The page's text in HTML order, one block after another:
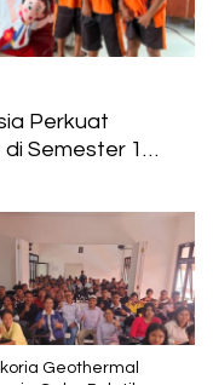
Perkuat
Semester 1
Geothermal